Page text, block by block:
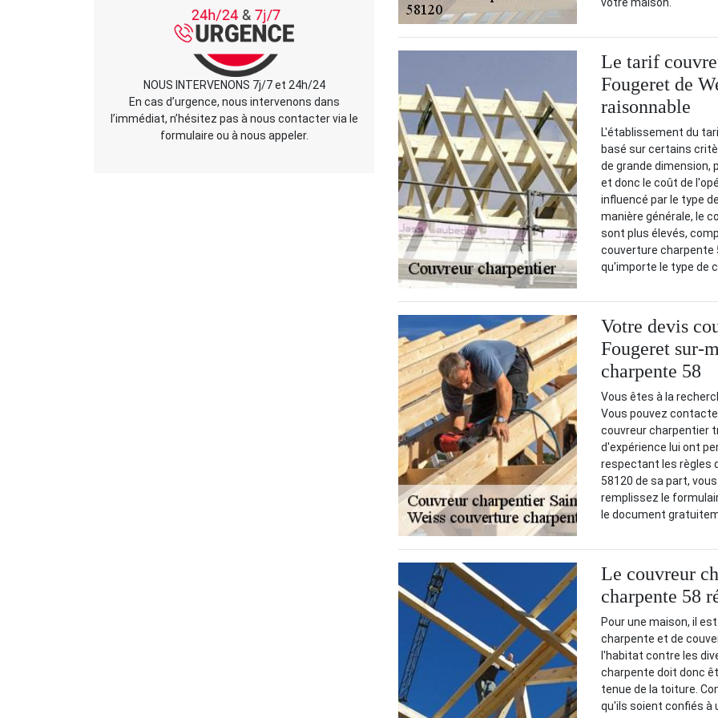
NOUS INTERVENONS 7j/7 et 24h/24
En cas d’urgence, nous intervenons dans
l’immédiat, n’hésitez pas à nous contacter via le
formulaire ou à nous appeler.
votre maison.
Le tarif
Fougeret de
raisonnable
L'établissement du
basé sur certains
de grande dimension,
et donc le coût de
influencé par le type
manière générale, le
sont plus élevés,
couverture
qu'importe le type de
Votre devis
Fougeret sur-
charpente 58
Vous êtes à la
Vous pouvez
couvreur charpentier
d'expérience lui ont
respectant les règles
58120 de sa part,
remplissez le
le document
Le couvreur
charpente 58
Pour une maison, il
charpente et de
l'habitat contre les
charpente doit donc
tenue de la toiture.
qu'ils soient confiés à